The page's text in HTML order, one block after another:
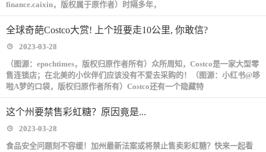
finance.caixin，版权属于原作者）时隔多年，
全球奇葩Costco大赏! 上个班要走10公里, 你敢信?
2023-03-28
（图源：epochtimes，版权归原作者所有）众所周知，Costco是一家大型零
售连锁店；在北美的小伙伴们应该没有不爱去采购的！（图源：小红书@哆
啦A梦的口袋，版权归原作者所有）Costco还有一个隐藏特
这个州要禁售彩虹糖？原因竟是...
2023-03-28
食品安全问题刻不容缓！加州最新法案或将禁止售卖彩虹糖？快来一起看